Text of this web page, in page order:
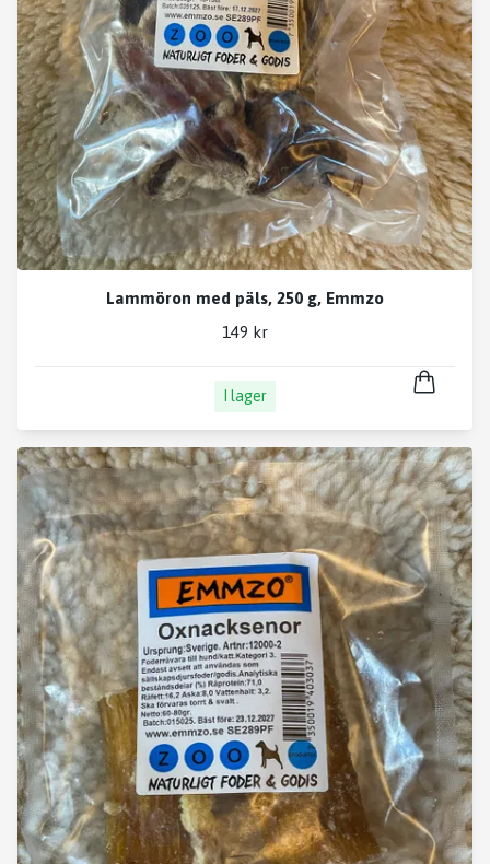
Lammöron med päls, 250 g, Emmzo
149 kr
I lager